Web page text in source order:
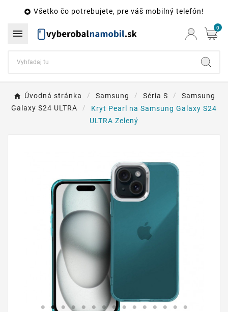
 Všetko čo potrebujete, pre váš mobilný telefón!
 0
Úvodná stránka Samsung Séria S
Samsung
Galaxy S24 ULTRA
Kryt Pearl na Samsung Galaxy S24
ULTRA Zelený